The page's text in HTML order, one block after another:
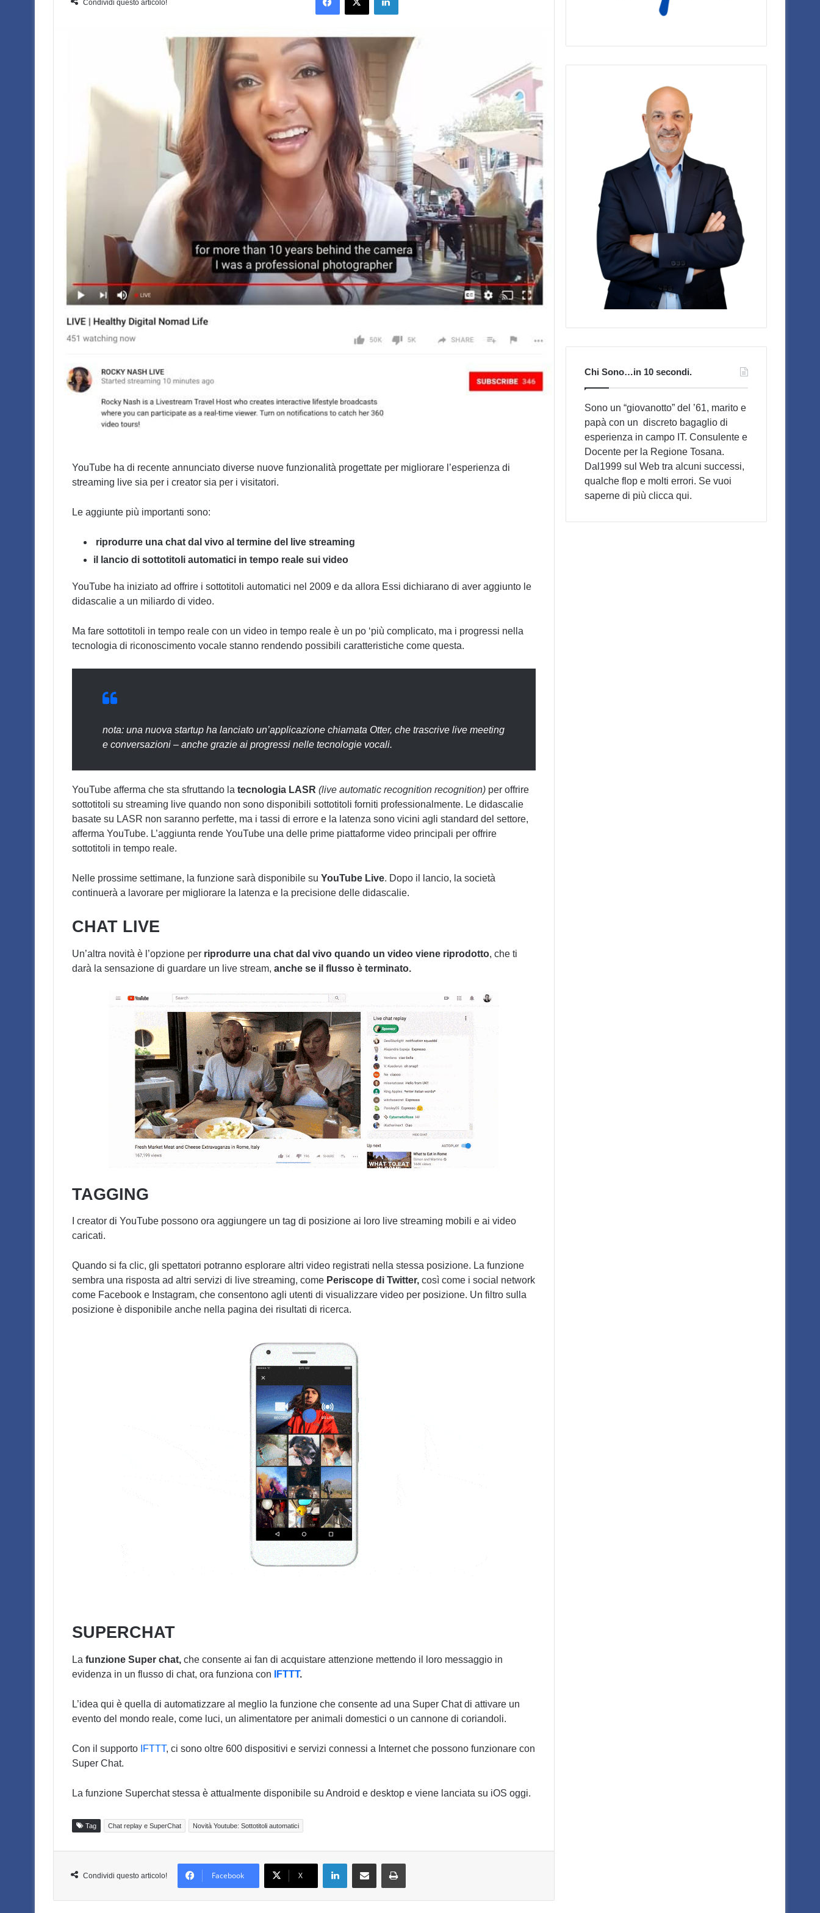
Condividi questo articolo!
YouTube ha di recente annunciato diverse nuove funzionalità progettate per migliorare l’esperienza di
streaming live sia per i creator sia per i visitatori.
Le aggiunte più importanti sono:
riprodurre una chat dal vivo al termine del live streaming
il lancio di sottotitoli automatici in tempo reale sui video
YouTube ha iniziato ad offrire i sottotitoli automatici nel 2009 e da allora Essi dichiarano di aver aggiunto le
didascalie a un miliardo di video.
Ma fare sottotitoli in tempo reale con un video in tempo reale è un po ‘più complicato, ma i progressi nella
tecnologia di riconoscimento vocale stanno rendendo possibili caratteristiche come questa.
nota: una nuova startup ha lanciato un’applicazione chiamata Otter, che trascrive live meeting
e conversazioni – anche grazie ai progressi nelle tecnologie vocali.
YouTube afferma che sta sfruttando la tecnologia LASR (live automatic recognition recognition) per offrire
sottotitoli su streaming live quando non sono disponibili sottotitoli forniti professionalmente. Le didascalie
basate su LASR non saranno perfette, ma i tassi di errore e la latenza sono vicini agli standard del settore,
afferma YouTube. L’aggiunta rende YouTube una delle prime piattaforme video principali per offrire
sottotitoli in tempo reale.
Nelle prossime settimane, la funzione sarà disponibile su YouTube Live. Dopo il lancio, la società
continuerà a lavorare per migliorare la latenza e la precisione delle didascalie.
CHAT LIVE
Un’altra novità è l’opzione per riprodurre una chat dal vivo quando un video viene riprodotto, che ti
darà la sensazione di guardare un live stream, anche se il flusso è terminato.
TAGGING
I creator di YouTube possono ora aggiungere un tag di posizione ai loro live streaming mobili e ai video
caricati.
Quando si fa clic, gli spettatori potranno esplorare altri video registrati nella stessa posizione. La funzione
sembra una risposta ad altri servizi di live streaming, come Periscope di Twitter, così come i social network
come Facebook e Instagram, che consentono agli utenti di visualizzare video per posizione. Un filtro sulla
posizione è disponibile anche nella pagina dei risultati di ricerca.
SUPERCHAT
La funzione Super chat, che consente ai fan di acquistare attenzione mettendo il loro messaggio in
evidenza in un flusso di chat, ora funziona con IFTTT.
L’idea qui è quella di automatizzare al meglio la funzione che consente ad una Super Chat di attivare un
evento del mondo reale, come luci, un alimentatore per animali domestici o un cannone di coriandoli.
Con il supporto IFTTT, ci sono oltre 600 dispositivi e servizi connessi a Internet che possono funzionare con
Super Chat.
La funzione Superchat stessa è attualmente disponibile su Android e desktop e viene lanciata su iOS oggi.
Tag Chat replay e SuperChat Novità Youtube: Sottotitoli automatici
Condividi questo articolo! Facebook X
LinkedInCondividi via email Stampa
Chi Sono…in 10 secondi.
Sono un “giovanotto” del ’61, marito e
papà con un discreto bagaglio di
esperienza in campo IT. Consulente e
Docente per la Regione Tosana.
Dal1999 sul Web tra alcuni successi,
qualche flop e molti errori. Se vuoi
saperne di più clicca qui.